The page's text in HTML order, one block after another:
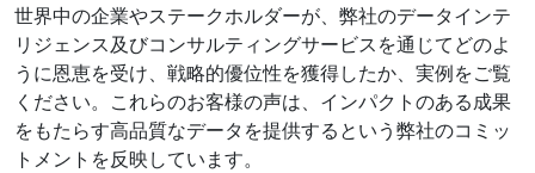
世界中の企業やステークホルダーが、弊社のデータインテ
リジェンス及びコンサルティングサービスを通じてどのよ
うに恩恵を受け、戦略的優位性を獲得したか、実例をご覧
ください。これらのお客様の声は、インパクトのある成果
をもたらす高品質なデータを提供するという弊社のコミッ
トメントを反映しています。